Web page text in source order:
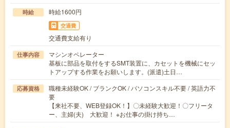
時給 時給1600円
交通費
交通費支給有り
仕事内容
マシンオペレーター
基板に部品を取付をするSMT装置に、カセットを機械にセッ
トアップする作業をお願いします。(派遣)土日…
応募資格
職種未経験OK / ブランクOK / パソコンスキル不要 / 英語力不
要
【来社不要、WEB登録OK！】〇未経験大歓迎！〇フリータ
ー、主婦(夫) 大歓迎！ ※お仕事の掛け持ち…